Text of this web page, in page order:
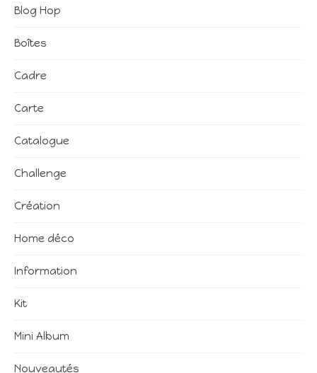
Blog Hop
Boîtes
Cadre
Carte
Catalogue
Challenge
Création
Home déco
Information
Kit
Mini Album
Nouveautés